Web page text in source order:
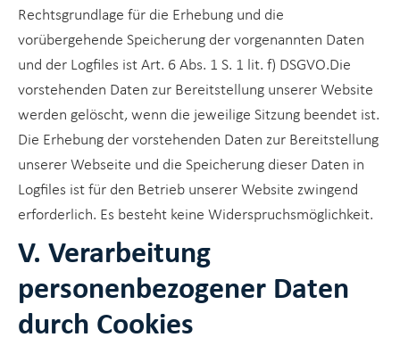
Rechtsgrundlage für die Erhebung und die
vorübergehende Speicherung der vorgenannten Daten
und der Logfiles ist Art. 6 Abs. 1 S. 1 lit. f) DSGVO.Die
vorstehenden Daten zur Bereitstellung unserer Website
werden gelöscht, wenn die jeweilige Sitzung beendet ist.
Die Erhebung der vorstehenden Daten zur Bereitstellung
unserer Webseite und die Speicherung dieser Daten in
Logfiles ist für den Betrieb unserer Website zwingend
erforderlich. Es besteht keine Widerspruchsmöglichkeit.
V. Verarbeitung
personenbezogener Daten
durch Cookies